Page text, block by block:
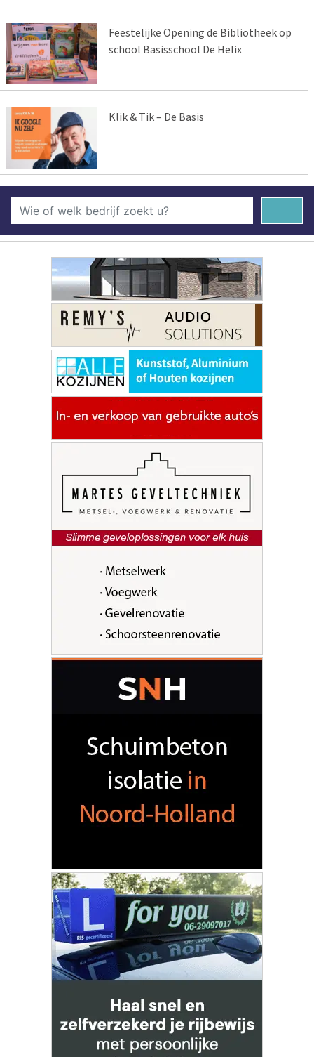
Feestelijke Opening de Bibliotheek op
school Basisschool De Helix
Klik & Tik – De Basis